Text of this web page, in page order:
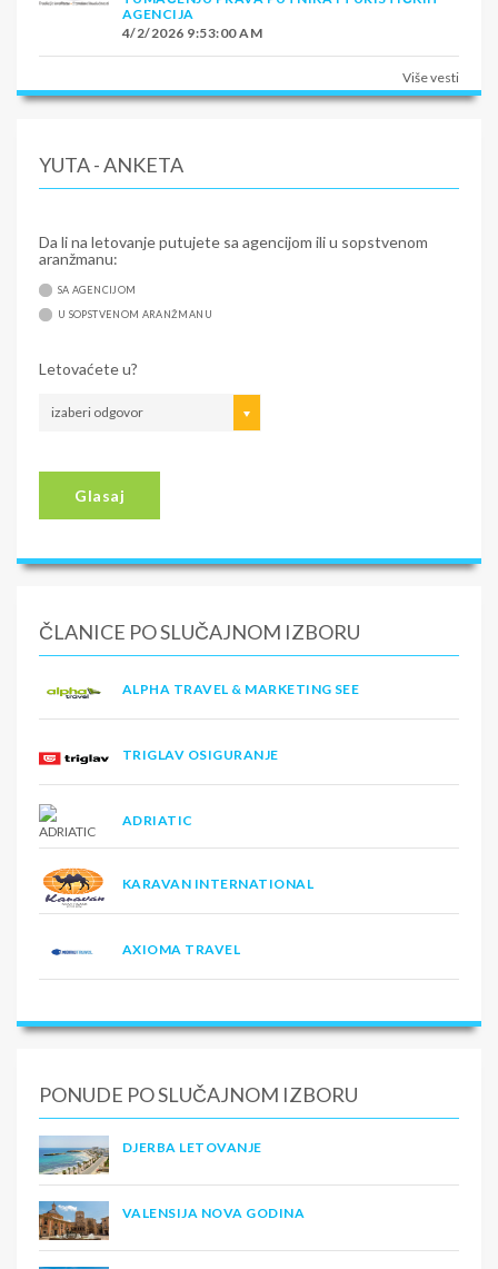
AGENCIJA
4/2/2026 9:53:00 AM
Više vesti
YUTA - ANKETA
Da li na letovanje putujete sa agencijom ili u sopstvenom
aranžmanu:
SA AGENCIJOM
U SOPSTVENOM ARANŽMANU
Letovaćete u?
izaberi odgovor
Glasaj
ČLANICE PO SLUČAJNOM IZBORU
ALPHA TRAVEL & MARKETING SEE
TRIGLAV OSIGURANJE
ADRIATIC
KARAVAN INTERNATIONAL
AXIOMA TRAVEL
PONUDE PO SLUČAJNOM IZBORU
DJERBA LETOVANJE
VALENSIJA NOVA GODINA